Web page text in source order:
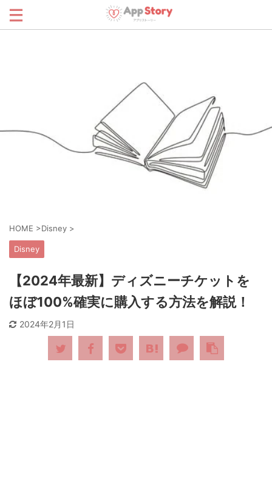
HOME >Disney >
Disney
【2024年最新】ディズニーチケットを
ほぼ100%確実に購入する方法を解説！
2024年2月1日